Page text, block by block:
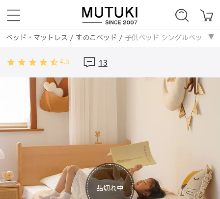
ベッド・マットレス / すのこベッド / 子供ベッド シングルベッド
4.5
13
品切れ中